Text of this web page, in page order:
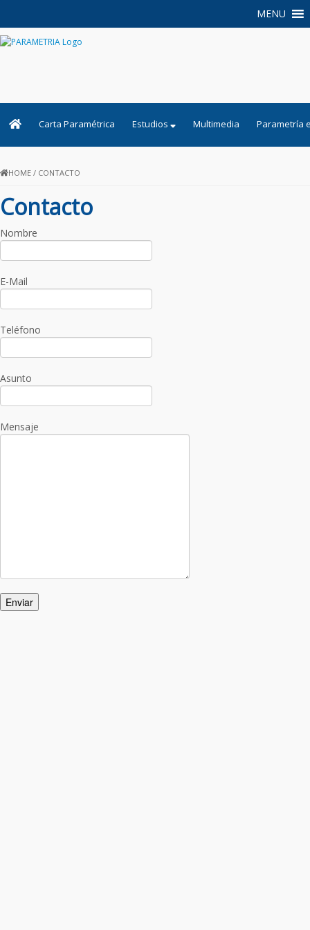
MENU
Carta Paramétrica Estudios Multimedia Parametría
HOME / CONTACTO
Contacto
Nombre
E-Mail
Teléfono
Asunto
Mensaje